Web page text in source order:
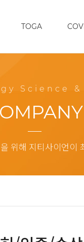
TOGA
Science
위해 지티사이언이